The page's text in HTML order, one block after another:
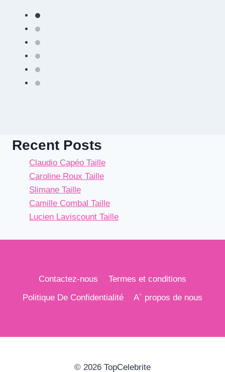
Recent Posts
Claudio Capéo Taille
Caroline Roux Taille
Slimane Taille
Camille Combal Taille
Lucien Laviscount Taille
Contactez-nous
Termes et conditions
Politique De Confidentialité
A` propos de nous
© 2026 TopCelebrite